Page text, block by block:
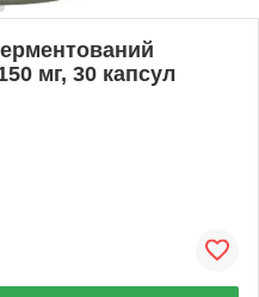
мг, 30 капсул